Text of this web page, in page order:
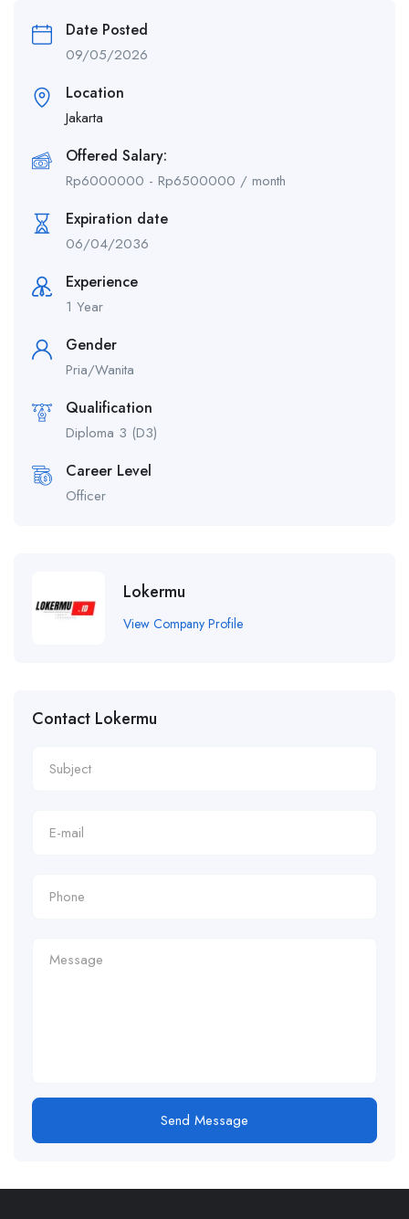
Date Posted
09/05/2026
Location
Jakarta
Offered Salary:
Rp6000000 - Rp6500000 / month
Expiration date
06/04/2036
Experience
1 Year
Gender
Pria/Wanita
Qualification
Diploma 3 (D3)
Career Level
Officer
Lokermu
View Company Profile
Contact Lokermu
Send Message